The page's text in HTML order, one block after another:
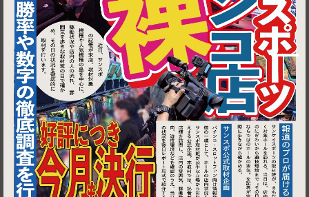
1
東京都港区新橋4-19-1